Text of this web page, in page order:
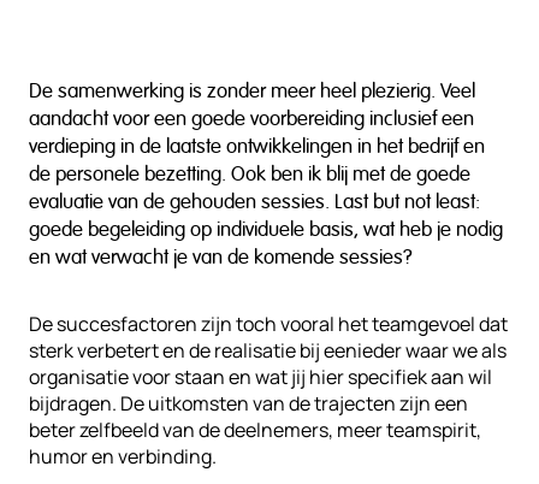
De samenwerking is zonder meer heel plezierig. Veel
aandacht voor een goede voorbereiding inclusief een
verdieping in de laatste ontwikkelingen in het bedrijf en
de personele bezetting. Ook ben ik blij met de goede
evaluatie van de gehouden sessies. Last but not least:
goede begeleiding op individuele basis, wat heb je nodig
en wat verwacht je van de komende sessies?
De succesfactoren zijn toch vooral het teamgevoel dat
sterk verbetert en de realisatie bij eenieder waar we als
organisatie voor staan en wat jij hier specifiek aan wil
bijdragen. De uitkomsten van de trajecten zijn een
beter zelfbeeld van de deelnemers, meer teamspirit,
humor en verbinding.